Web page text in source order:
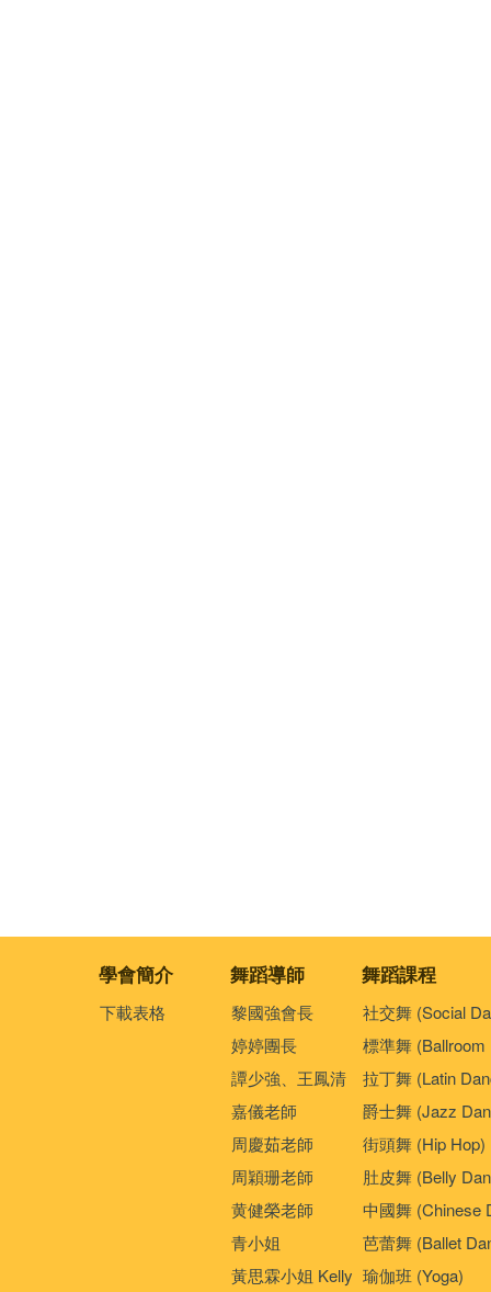
學會簡介 舞蹈導師 舞蹈課程
下載表格
黎國強會長
婷婷團長
譚少強、王鳳清
嘉儀老師
周慶茹老師
周穎珊老師
黄健榮老師
青小姐
黃思霖小姐 Kelly
社交舞 (Social
標準舞 (Ballroom
拉丁舞 (Latin
爵士舞 (Jazz
街頭舞 (Hip Hop)
肚皮舞 (Belly
中國舞 (Chinese
芭蕾舞 (Ballet
瑜伽班 (Yoga)